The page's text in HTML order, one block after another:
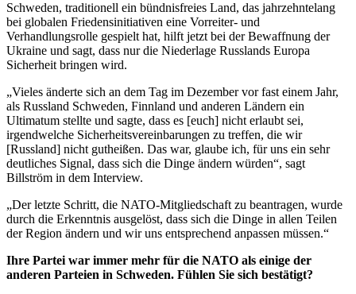
Schweden, traditionell ein bündnisfreies Land, das jahrzehntelang
bei globalen Friedensinitiativen eine Vorreiter- und
Verhandlungsrolle gespielt hat, hilft jetzt bei der Bewaffnung der
Ukraine und sagt, dass nur die Niederlage Russlands Europa
Sicherheit bringen wird.
„Vieles änderte sich an dem Tag im Dezember vor fast einem Jahr,
als Russland Schweden, Finnland und anderen Ländern ein
Ultimatum stellte und sagte, dass es [euch] nicht erlaubt sei,
irgendwelche Sicherheitsvereinbarungen zu treffen, die wir
[Russland] nicht gutheißen. Das war, glaube ich, für uns ein sehr
deutliches Signal, dass sich die Dinge ändern würden“, sagt
Billström in dem Interview.
„Der letzte Schritt, die NATO-Mitgliedschaft zu beantragen, wurde
durch die Erkenntnis ausgelöst, dass sich die Dinge in allen Teilen
der Region ändern und wir uns entsprechend anpassen müssen.“
Ihre Partei war immer mehr für die NATO als einige der
anderen Parteien in Schweden. Fühlen Sie sich bestätigt?